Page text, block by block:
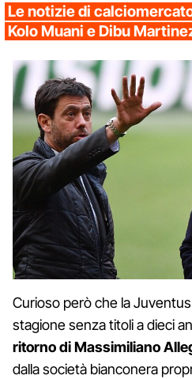
Le notizie di
Kolo Muani e Dibu
Curioso però che la
stagione senza titoli a dieci
ritorno di Massimiliano
dalla società bianconera